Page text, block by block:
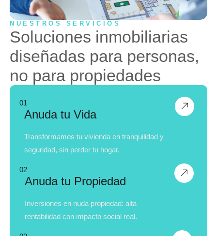
NUESTROS SERVICIOS
Soluciones inmobiliarias
diseñadas para personas,
no para propiedades
01
Anuda tu Vida
Transformamos tu vivienda en tranquilidad y
seguridad, sin perder tu hogar.
02
Anuda tu Propiedad
Inversiones en nuda propiedad: alta
rentabilidad con impacto social real.